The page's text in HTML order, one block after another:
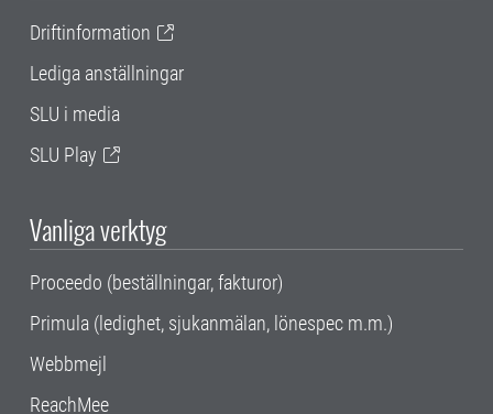
Driftinformation
Lediga anställningar
SLU i media
SLU Play
Vanliga verktyg
Proceedo (beställningar, fakturor)
Primula (ledighet, sjukanmälan, lönespec m.m.)
Webbmejl
ReachMee